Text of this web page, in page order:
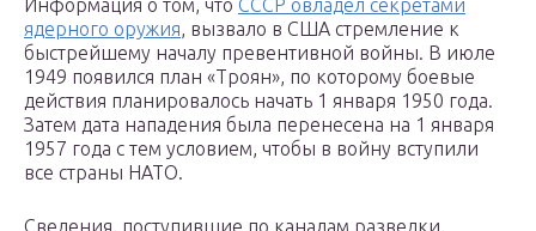
Информация о том, что СССР овладел секретами
ядерного оружия, вызвало в США стремление к
быстрейшему началу превентивной войны. В июле
1949 появился план «Троян», по которому боевые
действия планировалось начать 1 января 1950 года.
Затем дата нападения была перенесена на 1 января
1957 года с тем условием, чтобы в войну вступили
все страны НАТО.
Сведения, поступившие по каналам разведки,